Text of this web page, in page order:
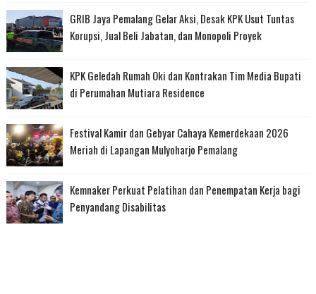
GRIB Jaya Pemalang Gelar Aksi, Desak KPK Usut Tuntas
Korupsi, Jual Beli Jabatan, dan Monopoli Proyek
KPK Geledah Rumah Oki dan Kontrakan Tim Media Bupati
di Perumahan Mutiara Residence
Festival Kamir dan Gebyar Cahaya Kemerdekaan 2026
Meriah di Lapangan Mulyoharjo Pemalang
Kemnaker Perkuat Pelatihan dan Penempatan Kerja bagi
Penyandang Disabilitas